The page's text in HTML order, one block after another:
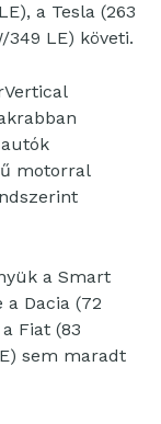
a Tesla (263
349 LE) követi.
motorral
a Smart
a Dacia (72
Fiat (83
sem maradt